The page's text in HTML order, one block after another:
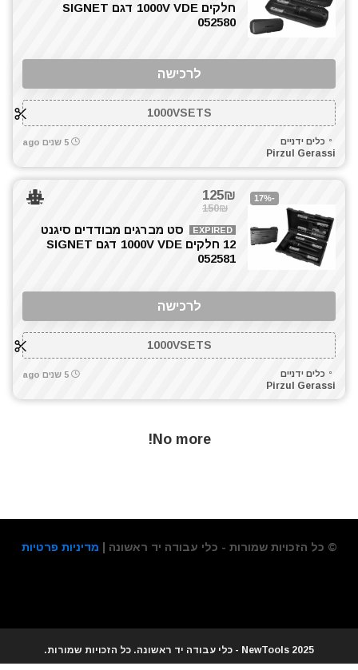
חומרי הדבקה ואיטום
טרימר / ראוטר
כלי שינוע ועגלות
כליבות בורג
כליבות מהירות
כלים ידניים
כרסומים לטרימר / ראוטר
להבים ומתכלים
מאוורר טכני
מברגים
מברגת גבס
מדחס / קומפרסור
מכשירי מדידה ופלסים
מסור פנדל גרונג
חלקים 1000V VDE דגם SIGNET
052580
לרכישה
1000VSETS
כלים ידניים
Pirzul Gerassi
5 שנים ago
-17%
125₪
150₪
EXPIRED
סט מברגים מבודדים סיגנט
12 חלקים 1000V VDE דגם SIGNET
052581
לרכישה
1000VSETS
כלים ידניים
Pirzul Gerassi
5 שנים ago
No more!
© כל הזכויות שמורות - כלי עבודה יד ראשונה | מדיניות פרטיות
2025 NewTools - כלי עבודה יד ראשונה. כל הזכויות שמורות.